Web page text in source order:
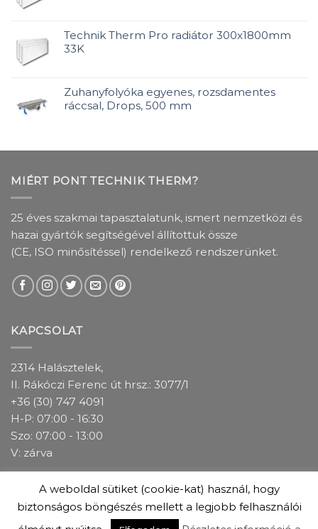
Technik Therm Pro radiátor 300x1800mm
33K
Zuhanyfolyóka egyenes, rozsdamentes
ráccsal, Drops, 500 mm
MIÉRT PONT TECHNIK THERM?
25 éves szakmai tapasztalatunk, ismert nemzetközi és
hazai gyártók segítségével állítottuk össze
(CE, ISO minősítéssel) rendelkező rendszerünket.
KAPCSOLAT
2314 Halásztelek,
II. Rákóczi Ferenc út hrsz.: 3077/1
+36 (30) 747 4091
H-P: 07:00 - 16:30
Szo: 07:00 - 13:00
V: zárva
IMPRESSZUM ADATKEZELÉSI TÁJÉKOZTATÓ
ÁSZF
GARANCIÁLIS FELTÉTELEK
ÜZLETEINK
COOKIE(SÜTI) SZABÁLYZAT
A weboldal sütiket (cookie-kat) használ, hogy
biztonságos böngészés mellett a legjobb felhasználói